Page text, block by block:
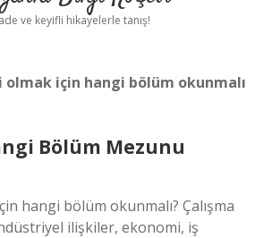
Yasal Uyarı
ve keyifli hikayelerle tanış!
olmak için hangi bölüm okunmalı
Bölüm Mezunu
hangi bölüm okunmalı? Çalışma
ilişkiler, ekonomi, iş